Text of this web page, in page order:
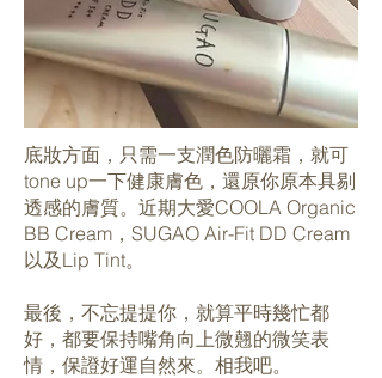
底妝方面，只需一支潤色防曬霜，就可
tone up一下健康膚色，還原你原本具剔
透感的膚質。近期大愛COOLA Organic
BB Cream，SUGAO Air-Fit DD Cream
以及Lip Tint。
最後，不忘提提你，就算平時幾忙都
好，都要保持嘴角向上微翹的微笑表
情，保證好運自然來。相我吧。